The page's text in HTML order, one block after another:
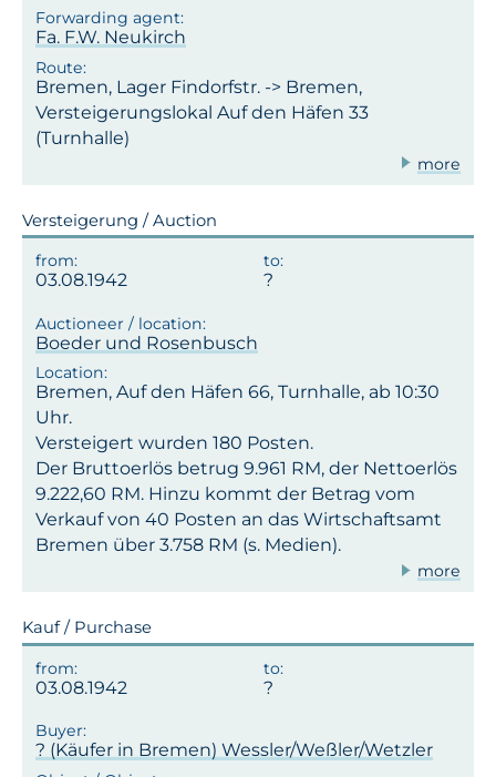
Fa. F.W. Neukirch
Bremen, Lager Findorfstr. -> Bremen,
Versteigerungslokal Auf den Häfen 33
(Turnhalle)
more
Versteigerung / Auction
03.08.1942
Boeder und Rosenbusch
Bremen, Auf den Häfen 66, Turnhalle, ab 10:30
Uhr.
Versteigert wurden 180 Posten.
Der Bruttoerlös betrug 9.961 RM, der Nettoerlös
9.222,60 RM. Hinzu kommt der Betrag vom
Verkauf von 40 Posten an das Wirtschaftsamt
Bremen über 3.758 RM (s. Medien).
more
Kauf / Purchase
03.08.1942
? (Käufer in Bremen) Wessler/Weßler/Wetzler